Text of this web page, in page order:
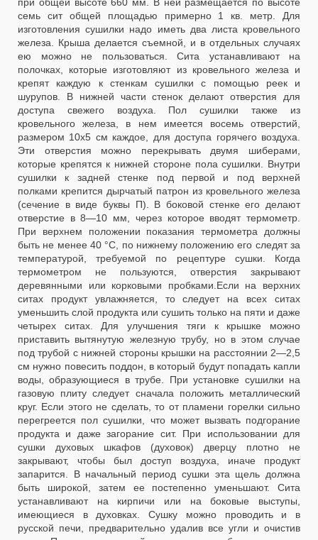
семь сит общей площадью примерно 1 кв. метр. Для
изготовления сушилки надо иметь два листа кровельного
железа. Крыша делается съемной, и в отдельных случаях
ею можно не пользоваться. Сита устанавливают на
полочках, которые изготовляют из кровельного железа и
крепят каждую к стенкам сушилки с помощью реек и
шурупов. В нижней части стенок делают отверстия для
доступа свежего воздуха. Пол сушилки также из
кровельного железа, в нем имеется восемь отверстий,
размером 10x5 см каждое, для доступа горячего воздуха.
Эти отверстия можно перекрывать двумя шиберами,
которые крепятся к нижней стороне пола сушилки. Внутри
сушилки к задней стенке под первой и под верхней
полками крепится дырчатый патрон из кровельного железа
(сечение в виде буквы П). В боковой стенке его делают
отверстие в 8—10 мм, через которое вводят термометр.
При верхнем положении показания термометра должны
быть не менее 40 °С, по нижнему положению его следят за
температурой, требуемой по рецептуре сушки. Когда
термометром не пользуются, отверстия закрывают
деревянными или корковыми пробками.Если на верхних
ситах продукт увлажняется, то следует на всех ситах
уменьшить слой продукта или сушить только на пяти и даже
четырех ситах. Для улучшения тяги к крышке можно
приставить вытянутую железную трубу, но в этом случае
под трубой с нижней стороны крышки на расстоянии 2—2,5
см нужно повесить поддон, в который будут попадать капли
воды, образующиеся в трубе. При установке сушилки на
газовую плиту следует сначала положить металлический
круг. Если этого не сделать, то от пламени горелки сильно
перегреется пол сушилки, что может вызвать подгорание
продукта и даже загорание сит. При использовании для
сушки духовых шкафов (духовок) дверцу плотно не
закрывают, чтобы был доступ воздуха, иначе продукт
запарится. В начальный период сушки эта щель должна
быть широкой, затем ее постепенно уменьшают. Сита
устанавливают на кирпичи или на боковые выступы,
имеющиеся в духовках. Сушку можно проводить и в
русской печи, предварительно удалив все угли и очистив